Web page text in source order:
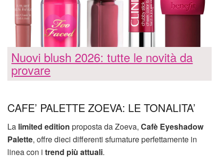
Nuovi blush 2026: tutte le novità da
provare
CAFE’ PALETTE ZOEVA: LE TONALITA’
La limited edition proposta da Zoeva, Cafè Eyeshadow
Palette, offre dieci differenti sfumature perfettamente in
linea con i trend più attuali.